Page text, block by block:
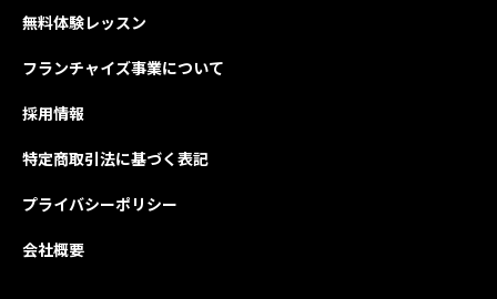
無料体験レッスン
フランチャイズ事業について
採用情報
特定商取引法に基づく表記
プライバシーポリシー
会社概要